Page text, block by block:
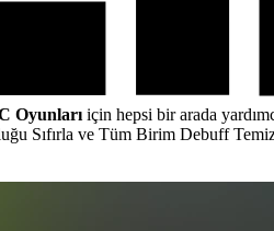
Oyunları için hepsi bir arada
Sıfırla ve Tüm Birim Debuff